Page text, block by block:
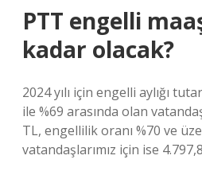
PTT engelli
kadar olacak?
2024 yılı için engelli aylığı
ile %69 arasında olan
TL, engellilik oranı %70 ve
vatandaşlarımız için ise